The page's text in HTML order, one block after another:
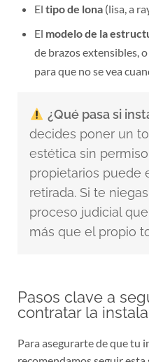
El tipo de lona(lisa, a
El modelo de la
de brazos extensibles,
para que no se vea
¿Qué pasa si
decides poner un
estética sin
propietarios puede
retirada. Si te
proceso judicial
más que el propio
Pasos clave a
contratar la
Para asegurarte de que tu
recomendamos seguir